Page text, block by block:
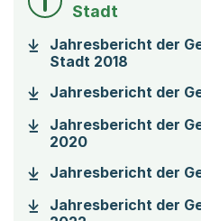
Stadt
Jahresbericht der
Stadt 2018
Jahresbericht der
Jahresbericht der
2020(Startet einen
Jahresbericht der
Jahresbericht der